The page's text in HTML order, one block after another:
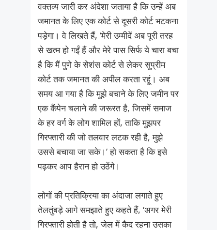
वक्तव्य जारी कर अंदेशा जताया है कि उन्हें अब
जमानत के लिए एक कोर्ट से दूसरी कोर्ट भटकना
पड़ेगा। वे लिखते हैं, ‘मेरी उम्मीदें अब पूरी तरह
से खत्म हो गईं हैं और मेरे पास सिर्फ ये चारा बचा
है कि मैं पुणे के सेशंस कोर्ट से लेकर सुप्रीम
कोर्ट तक जमानत की अपील करता रहूं। अब
समय आ गया है कि मुझे बचाने के लिए जमीन पर
एक कैंपेन चलाने की जरूरत है, जिसमें समाज
के हर वर्ग के लोग शामिल हों, ताकि मुझपर
गिरफ्तारी की जो तलवार लटक रही है, मुझे
उससे बचाया जा सके।’ हो सकता है कि इसे
पढ़कर आप हैरान हो उठेंगे।
लोगों की प्रतिक्रिया का अंदाजा लगाते हुए
तेलतुंबड़े आगे समझाते हुए कहते हैं, ‘अगर मेरी
गिरफ्तारी होती है तो, जेल में कैद रहना उसका